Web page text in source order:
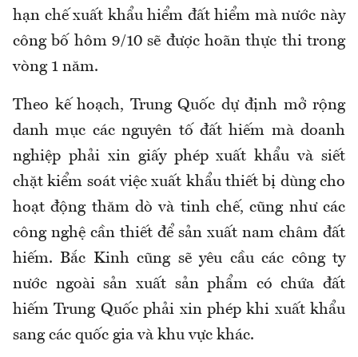
hạn chế xuất khẩu hiểm đất hiểm mà nước này
công bố hôm 9/10 sẽ được hoãn thực thi trong
vòng 1 năm.
Theo kế hoạch, Trung Quốc dự định mở rộng
danh mục các nguyên tố đất hiếm mà doanh
nghiệp phải xin giấy phép xuất khẩu và siết
chặt kiểm soát việc xuất khẩu thiết bị dùng cho
hoạt động thăm dò và tinh chế, cũng như các
công nghệ cần thiết để sản xuất nam châm đất
hiếm. Bắc Kinh cũng sẽ yêu cầu các công ty
nước ngoài sản xuất sản phẩm có chứa đất
hiếm Trung Quốc phải xin phép khi xuất khẩu
sang các quốc gia và khu vực khác.